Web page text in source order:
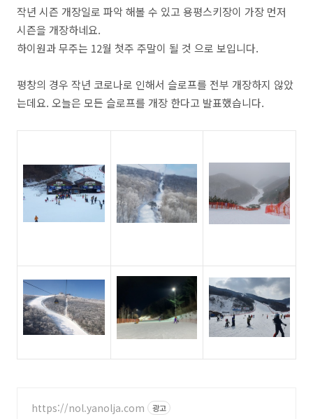
작년 시즌 개장일로 파악 해볼 수 있고 용평스키장이 가장 먼저
시즌을 개장하네요.
하이원과 무주는 12월 첫주 주말이 될 것 으로 보입니다.
평창의 경우 작년 코로나로 인해서 슬로프를 전부 개장하지 않았
는데요. 오늘은 모든 슬로프를 개장 한다고 발표했습니다.
https://nol.yanolja.com 광고